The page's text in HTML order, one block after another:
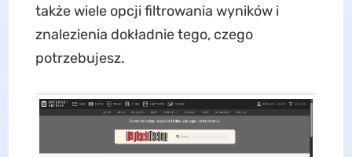
także wiele opcji filtrowania wyników i
znalezienia dokładnie tego, czego
potrzebujesz.